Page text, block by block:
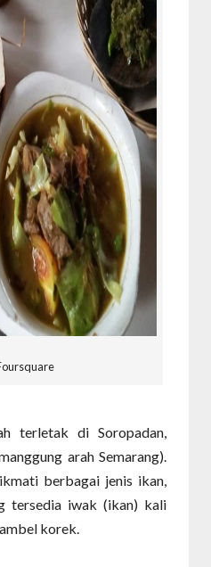
terletak di Soropadan,
arah Semarang).
berbagai jenis ikan,
tersedia iwak (ikan) kali
korek.